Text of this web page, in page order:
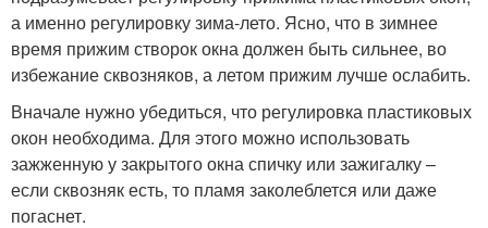
а именно регулировку зима-лето. Ясно, что в зимнее
время прижим створок окна должен быть сильнее, во
избежание сквозняков, а летом прижим лучше ослабить.
Вначале нужно убедиться, что регулировка пластиковых
окон необходима. Для этого можно использовать
зажженную у закрытого окна спичку или зажигалку –
если сквозняк есть, то пламя заколеблется или даже
погаснет.